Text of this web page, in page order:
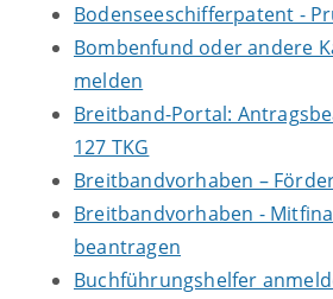
Bodenseeschifferpatent -
Bombenfund oder andere
melden
Breitband-Portal:
127 TKG
Breitbandvorhaben –
Breitbandvorhaben -
beantragen
Buchführungshelfer